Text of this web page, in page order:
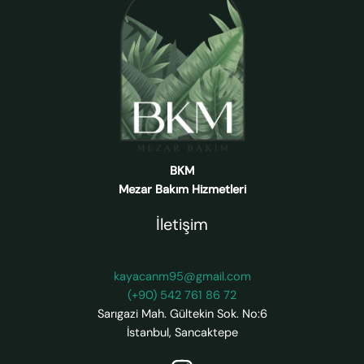
BKM
Mezar Bakım Hizmetleri
İletişim
kayacanm95@gmail.com
(+90) 542 761 86 72
Sarıgazi Mah. Gültekin Sok. No:6
İstanbul, Sancaktepe